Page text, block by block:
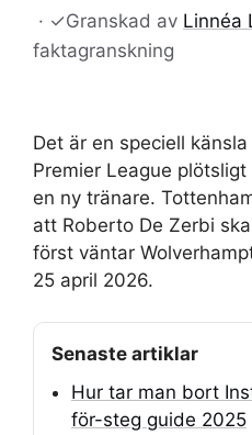
· ✓Granskad av Linnéa
faktagranskning
Det är en speciell
Premier League
en ny tränare.
att Roberto De Zerbi
först väntar
25 april 2026.
Senaste artiklar
Hur tar man bort
för-steg guide 2025